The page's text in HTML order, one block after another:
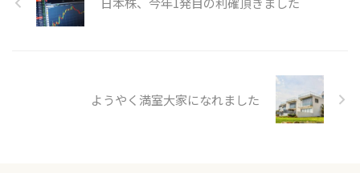
ようやく満室大家になれました